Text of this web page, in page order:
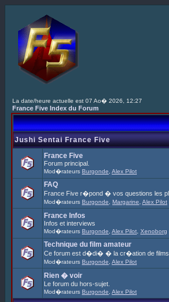
La date/heure actuelle est 07 Ao� 2026, 12:27
France Five Index du Forum
Jushi Sentai France Five
France Five
Forum principal.
Mod�rateurs Burgonde Alex Pilot
FAQ
France Five r�pond � vos questions les
Mod�rateurs Burgonde Margarine Alex Pilot
France Infos
Infos et interviews
Mod�rateurs Burgonde Alex Pilot Xenoborg
Technique du film amateur
Ce forum est d�di� � la cr�ation de films
Mod�rateurs Burgonde Alex Pilot
Rien � voir
Le forum du hors-sujet.
Mod�rateurs Burgonde Alex Pilot